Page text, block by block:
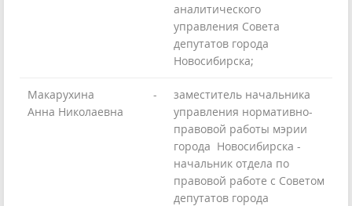
аналитического
управления Совета
депутатов города
Новосибирска;
Макарухина
Анна Николаевна
-
заместитель начальника
управления нормативно-
правовой работы мэрии
города Новосибирска -
начальник отдела по
правовой работе с Советом
депутатов города